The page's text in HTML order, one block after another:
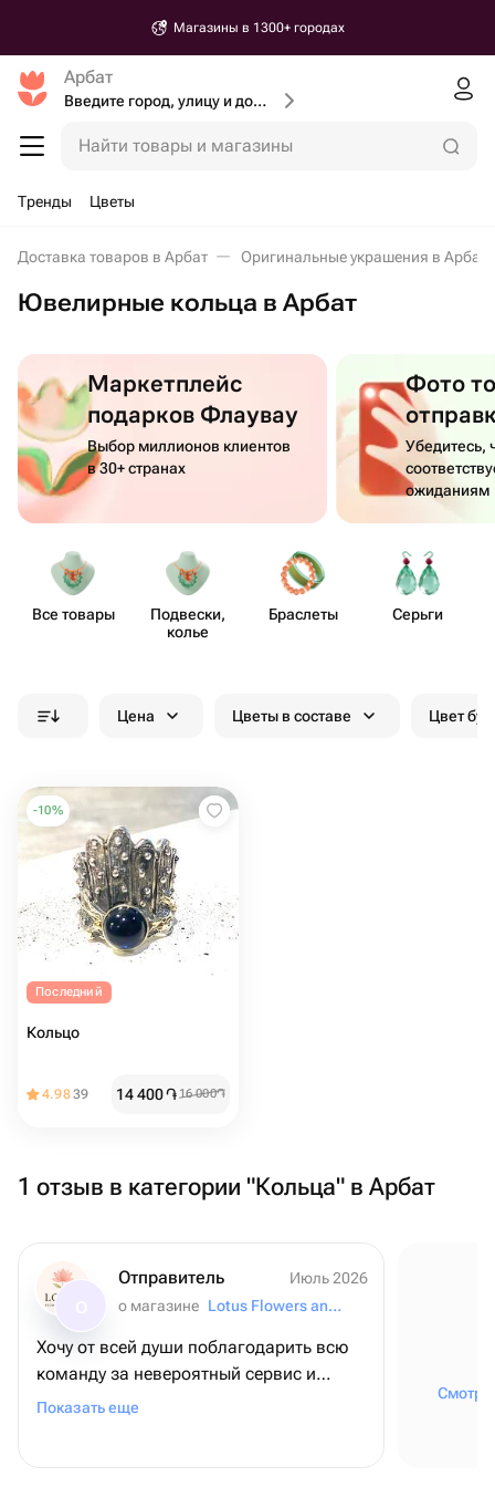
Магазины в 1300+ городах
Арбат
Введите город, улицу и дом доставки
Найти товары и магазины
Тренды Цветы
Доставка товаров в Арбат Оригинальные украшения в Арбат
Ювелирные кольца в Арбат
Маркетплейс
подарков Флаувау
Выбор миллионов клиентов
в 30+ странах
Фото
Убедитесь,
ожиданиям
Все товары
Подвески,
колье
Браслеты Серьги
Цена Цветы в составе Цвет
-10%
Последний
Кольцо
4.9839 14 400֏16 000֏
1 отзыв в категории "Кольца" в Арбат
Отправитель
Июль 2026
о магазине
Lotus Flowers and Gifts
Хочу от всей души поблагодарить всю
команду за невероятный сервис и
внимание к деталям! ❤️ Для меня этот
Показать еще